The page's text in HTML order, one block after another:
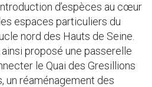
d’espèces au cœur
espaces particuliers du
nord des Hauts de Seine.
proposé une passerelle
le Quai des Gresillions
un réaménagement des